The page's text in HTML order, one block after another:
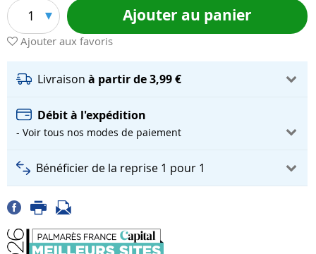
1 Ajouter au panier
Ajouter aux favoris
Livraison à partir de 3,99 €
Débit à l'expédition
- Voir tous nos modes de paiement
Bénéficier de la reprise 1 pour 1